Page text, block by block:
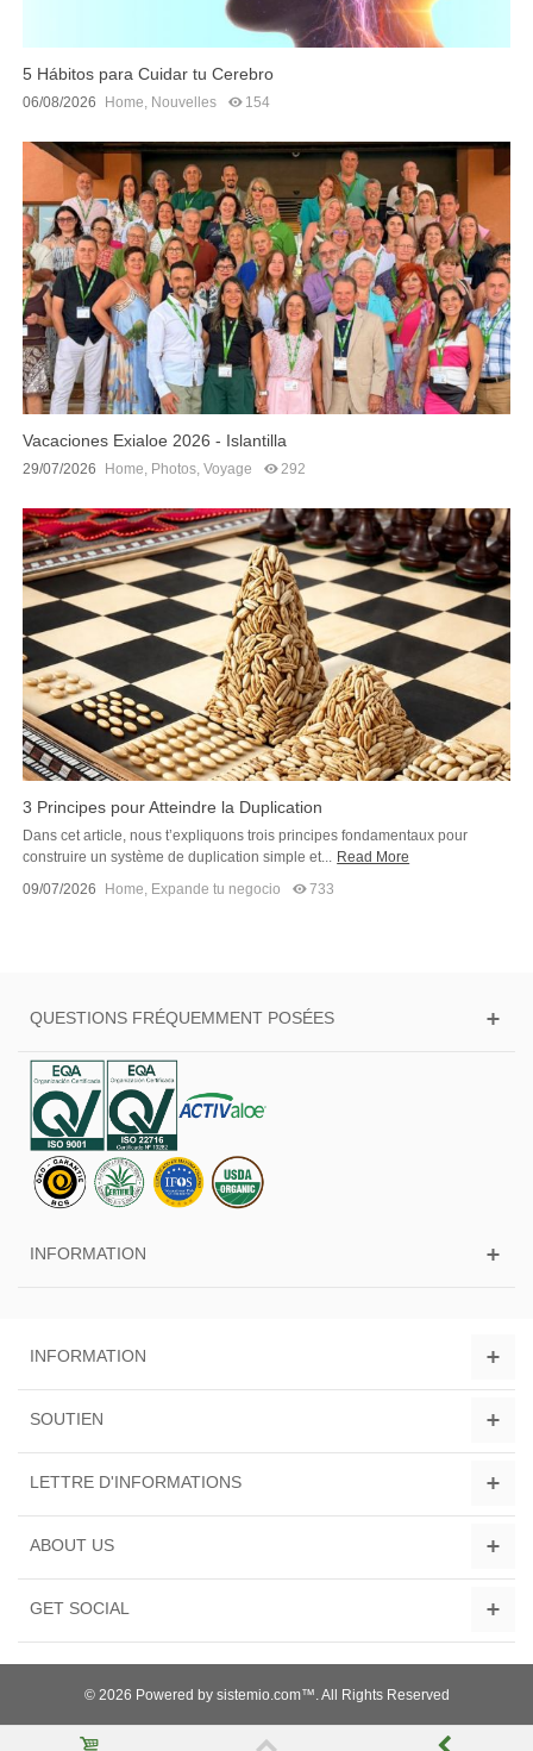
5 Hábitos para Cuidar tu Cerebro
06/08/2026 Home, Nouvelles 154
Vacaciones Exialoe 2026 - Islantilla
29/07/2026 Home, Photos,Voyage 292
3 Principes pour Atteindre la Duplication
Dans cet article, nous t’expliquons trois principes fondamentaux pour
construire un système de duplication simple et... Read More
09/07/2026
Home, Expande tu negocio 733
QUESTIONS FRÉQUEMMENT POSÉES
INFORMATION
INFORMATION
SOUTIEN
LETTRE D'INFORMATIONS
ABOUT US
GET SOCIAL
© 2026 Powered by sistemio.com™. All Rights Reserved